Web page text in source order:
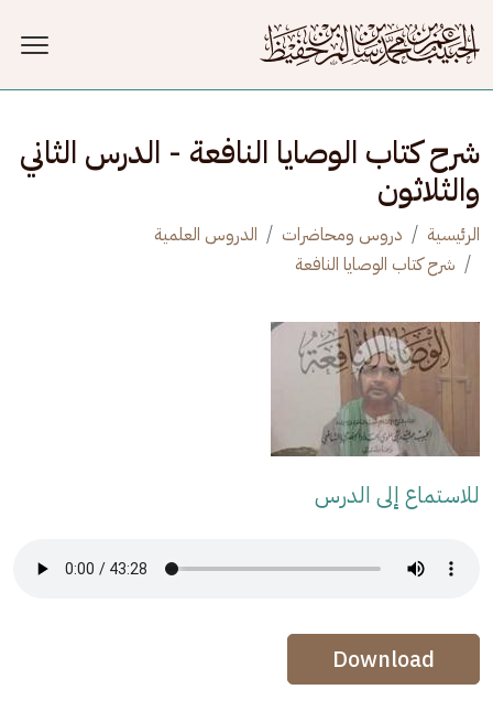
شرح كتاب الوصايا النافعة - الدرس الثاني
والثلاثون
الرئيسية دروس ومحاضرات
الدروس العلمية
شرح كتاب الوصايا النافعة
للاستماع إلى الدرس
Audio Stream
Audio Stream
Download